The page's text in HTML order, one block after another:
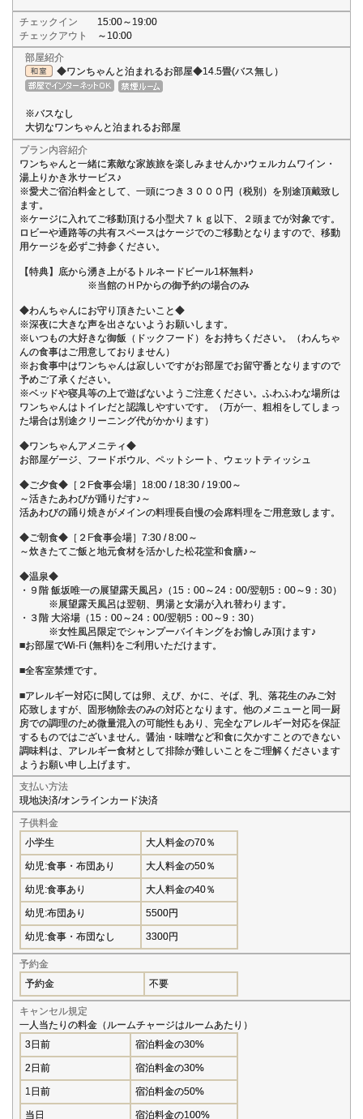
チェックイン
15:00～19:00
チェックアウト
～10:00
部屋紹介
◆ワンちゃんと泊まれるお部屋◆14.5畳(バス無し）
※バスなし
大切なワンちゃんと泊まれるお部屋
プラン内容紹介
ワンちゃんと一緒に素敵な家族旅を楽しみませんか♪ウェルカムワイン・
湯上りかき氷サービス♪
※愛犬ご宿泊料金として、一頭につき３０００円（税別）を別途頂戴致し
ます。
※ケージに入れてご移動頂ける小型犬７ｋｇ以下、２頭までが対象です。
ロビーや通路等の共有スペースはケージでのご移動となりますので、移動
用ケージを必ずご持参ください。
【特典】底から湧き上がるトルネードビール1杯無料♪
※当館のＨPからの御予約の場合のみ
◆わんちゃんにお守り頂きたいこと◆
※深夜に大きな声を出さないようお願いします。
※いつもの大好きな御飯（ドックフード）をお持ちください。（わんちゃ
んの食事はご用意しておりません）
※お食事中はワンちゃんは寂しいですがお部屋でお留守番となりますので
予めご了承ください。
※ベッドや寝具等の上で遊ばないようご注意ください。ふわふわな場所は
ワンちゃんはトイレだと認識しやすいです。（万が一、粗相をしてしまっ
た場合は別途クリーニング代がかかります）
◆ワンちゃんアメニティ◆
お部屋ゲージ、フードボウル、ペットシート、ウェットティッシュ
◆ご夕食◆［２F食事会場］18:00 / 18:30 / 19:00～
～活きたあわびが踊りだす♪～
活あわびの踊り焼きがメインの料理長自慢の会席料理をご用意致します。
◆ご朝食◆［２F食事会場］7:30 / 8:00～
～炊きたてご飯と地元食材を活かした松花堂和食膳♪～
◆温泉◆
・９階 飯坂唯一の展望露天風呂♪（15：00～24：00/翌朝5：00～9：30）
※展望露天風呂は翌朝、男湯と女湯が入れ替わります。
・３階 大浴場（15：00～24：00/翌朝5：00～9：30）
※女性風呂限定でシャンプーバイキングをお愉しみ頂けます♪
■お部屋でWi-Fi (無料)をご利用いただけます。
■全客室禁煙です。
■アレルギー対応に関しては卵、えび、かに、そば、乳、落花生のみご対
応致しますが、固形物除去のみの対応となります。他のメニューと同一厨
房での調理のため微量混入の可能性もあり、完全なアレルギー対応を保証
するものではございません。醤油・味噌など和食に欠かすことのできない
調味料は、アレルギー食材として排除が難しいことをご理解くださいます
ようお願い申し上げます。
支払い方法
現地決済/オンラインカード決済
子供料金
小学生
大人料金の70％
幼児:食事・布団あり 大人料金の50％
幼児:食事あり 大人料金の40％
幼児:布団あり 5500円
幼児:食事・布団なし 3300円
予約金
予約金
不要
キャンセル規定
一人当たりの料金（ルームチャージはルームあたり）
3日前
宿泊料金の30%
2日前 宿泊料金の30%
1日前 宿泊料金の50%
当日 宿泊料金の100%